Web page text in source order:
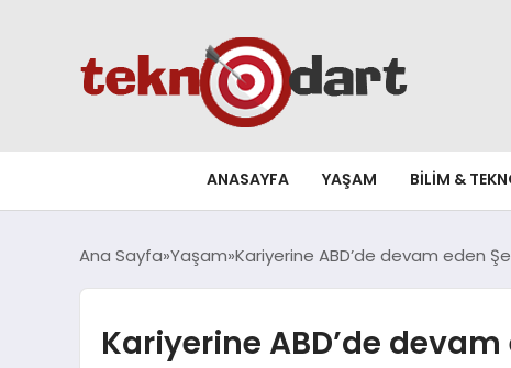
ANASAYFA YAŞAM BILIM &
Ana Sayfa Yaşam Kariyerine ABD’de devam eden
Kariyerine ABD’de